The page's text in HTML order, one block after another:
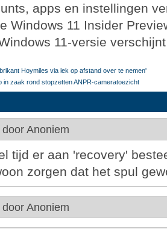
apps en instellingen
Windows 11 Insider
11-versie
Hoymiles via lek op afstand over te nemen'
in zaak rond stopzetten ANPR-cameratoezicht
door Anoniem
tijd er aan 'recovery'
zorgen dat het spul
door Anoniem